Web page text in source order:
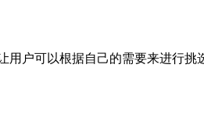
户可以根据自己的需要来进行